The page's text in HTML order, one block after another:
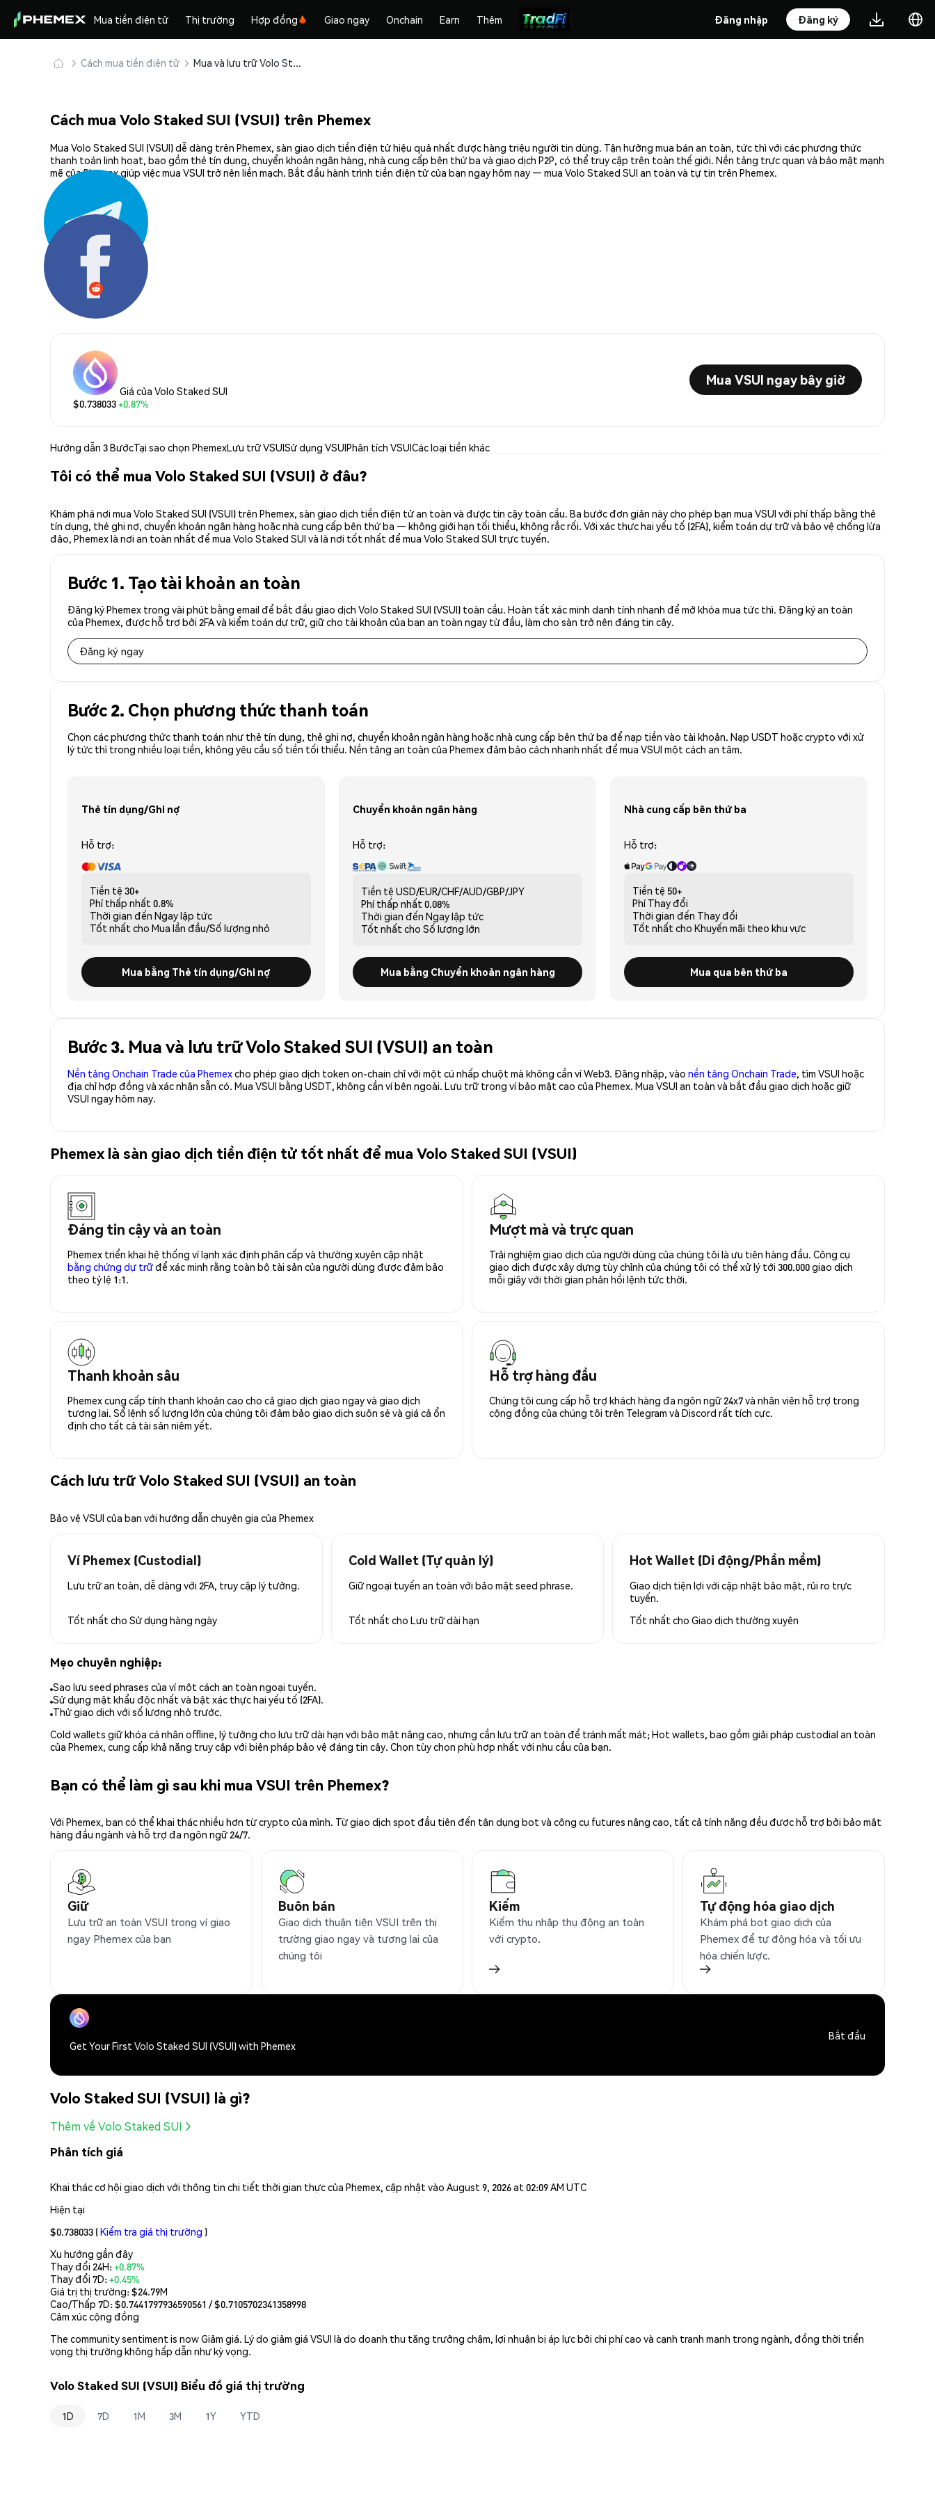
Mua tiền điện tử Thị trường Hợp đồng Giao ngay Onchain Earn Thêm Đăng nhập Đăng ký
Cách mua tiền điện tử Mua và lưu trữ Volo Staked SUI (VSUI) an toàn
Cách mua Volo Staked SUI (VSUI) trên Phemex
Mua Volo Staked SUI (VSUI) dễ dàng trên Phemex, sàn giao dịch tiền điện tử hiệu quả nhất được hàng triệu người tin dùng. Tận hưởng mua bán an toàn, tức thì với các phương thức
thanh toán linh hoạt, bao gồm thẻ tín dụng, chuyển khoản ngân hàng, nhà cung cấp bên thứ ba và giao dịch P2P, có thể truy cập trên toàn thế giới. Nền tảng trực quan và bảo mật mạnh
mẽ của Phemex giúp việc mua VSUI trở nên liền mạch. Bắt đầu hành trình tiền điện tử của bạn ngay hôm nay — mua Volo Staked SUI an toàn và tự tin trên Phemex.
Chia sẻ:
Giá của Volo Staked SUI
$0.738033+0.87%
Mua VSUI ngay bây giờ
Hướng dẫn 3 BướcTại sao chọn PhemexLưu trữ VSUISử dụng VSUIPhân tích VSUICác loại tiền khác
Tôi có thể mua Volo Staked SUI (VSUI) ở đâu?
Khám phá nơi mua Volo Staked SUI (VSUI) trên Phemex, sàn giao dịch tiền điện tử an toàn và được tin cậy toàn cầu. Ba bước đơn giản này cho phép bạn mua VSUI với phí thấp bằng thẻ
tín dụng, thẻ ghi nợ, chuyển khoản ngân hàng hoặc nhà cung cấp bên thứ ba — không giới hạn tối thiểu, không rắc rối. Với xác thực hai yếu tố (2FA), kiểm toán dự trữ và bảo vệ chống lừa
đảo, Phemex là nơi an toàn nhất để mua Volo Staked SUI và là nơi tốt nhất để mua Volo Staked SUI trực tuyến.
Bước 1. Tạo tài khoản an toàn
Đăng ký Phemex trong vài phút bằng email để bắt đầu giao dịch Volo Staked SUI (VSUI) toàn cầu. Hoàn tất xác minh danh tính nhanh để mở khóa mua tức thì. Đăng ký an toàn
của Phemex, được hỗ trợ bởi 2FA và kiểm toán dự trữ, giữ cho tài khoản của bạn an toàn ngay từ đầu, làm cho sàn trở nên đáng tin cậy.
Đăng ký ngay
Bước 2. Chọn phương thức thanh toán
Chọn các phương thức thanh toán như thẻ tín dụng, thẻ ghi nợ, chuyển khoản ngân hàng hoặc nhà cung cấp bên thứ ba để nạp tiền vào tài khoản. Nạp USDT hoặc crypto với xử
lý tức thì trong nhiều loại tiền, không yêu cầu số tiền tối thiểu. Nền tảng an toàn của Phemex đảm bảo cách nhanh nhất để mua VSUI một cách an tâm.
Thẻ tín dụng/Ghi nợ
Hỗ trợ:
Tiền tệ 30+
Phí thấp nhất 0.8%
Thời gian đến Ngay lập tức
Tốt nhất cho Mua lần đầu/Số lượng nhỏ
Mua bằng Thẻ tín dụng/Ghi nợ
Chuyển khoản ngân hàng
Hỗ trợ:
Tiền tệ USD/EUR/CHF/AUD/GBP/JPY
Phí thấp nhất 0.08%
Thời gian đến Ngay lập tức
Tốt nhất cho Số lượng lớn
Mua bằng Chuyển khoản ngân hàng
Nhà cung cấp bên thứ ba
Hỗ trợ:
Tiền tệ 50+
Phí Thay đổi
Thời gian đến Thay đổi
Tốt nhất cho Khuyến mãi theo khu vực
Mua qua bên thứ ba
Bước 3. Mua và lưu trữ Volo Staked SUI (VSUI) an toàn
Nền tảng Onchain Trade của Phemexcho phép giao dịch token on-chain chỉ với một cú nhấp chuột mà không cần ví Web3. Đăng nhập, vào nền tảng Onchain Trade, tìm VSUI hoặc
địa chỉ hợp đồng và xác nhận sẵn có. Mua VSUI bằng USDT, không cần ví bên ngoài. Lưu trữ trong ví bảo mật cao của Phemex. Mua VSUI an toàn và bắt đầu giao dịch hoặc giữ
VSUI ngay hôm nay.
Phemex là sàn giao dịch tiền điện tử tốt nhất để mua Volo Staked SUI (VSUI)
Đáng tin cậy và an toàn
Phemex triển khai hệ thống ví lạnh xác định phân cấp và thường xuyên cập nhật
bằng chứng dự trữđể xác minh rằng toàn bộ tài sản của người dùng được đảm bảo
theo tỷ lệ 1:1.
Mượt mà và trực quan
Trải nghiệm giao dịch của người dùng của chúng tôi là ưu tiên hàng đầu. Công cụ
giao dịch được xây dựng tùy chỉnh của chúng tôi có thể xử lý tới 300.000 giao dịch
mỗi giây với thời gian phản hồi lệnh tức thời.
Thanh khoản sâu
Phemex cung cấp tính thanh khoản cao cho cả giao dịch giao ngay và giao dịch
tương lai. Sổ lệnh số lượng lớn của chúng tôi đảm bảo giao dịch suôn sẻ và giá cả ổn
định cho tất cả tài sản niêm yết.
Hỗ trợ hàng đầu
Chúng tôi cung cấp hỗ trợ khách hàng đa ngôn ngữ 24x7 và nhân viên hỗ trợ trong
cộng đồng của chúng tôi trên Telegram và Discord rất tích cực.
Cách lưu trữ Volo Staked SUI (VSUI) an toàn
Bảo vệ VSUI của bạn với hướng dẫn chuyên gia của Phemex
Ví Phemex (Custodial)
Lưu trữ an toàn, dễ dàng với 2FA, truy cập lý tưởng.
Tốt nhất cho Sử dụng hàng ngày
Cold Wallet (Tự quản lý)
Giữ ngoại tuyến an toàn với bảo mật seed phrase.
Tốt nhất cho Lưu trữ dài hạn
Hot Wallet (Di động/Phần mềm)
Giao dịch tiện lợi với cập nhật bảo mật, rủi ro trực
tuyến.
Tốt nhất cho Giao dịch thường xuyên
Mẹo chuyên nghiệp:
Sao lưu seed phrases của ví một cách an toàn ngoại tuyến.
Sử dụng mật khẩu độc nhất và bật xác thực hai yếu tố (2FA).
Thử giao dịch với số lượng nhỏ trước.
Cold wallets giữ khóa cá nhân offline, lý tưởng cho lưu trữ dài hạn với bảo mật nâng cao, nhưng cần lưu trữ an toàn để tránh mất mát; Hot wallets, bao gồm giải pháp custodial an toàn
của Phemex, cung cấp khả năng truy cập với biện pháp bảo vệ đáng tin cậy. Chọn tùy chọn phù hợp nhất với nhu cầu của bạn.
Bạn có thể làm gì sau khi mua VSUI trên Phemex?
Với Phemex, bạn có thể khai thác nhiều hơn từ crypto của mình. Từ giao dịch spot đầu tiên đến tận dụng bot và công cụ futures nâng cao, tất cả tính năng đều được hỗ trợ bởi bảo mật
hàng đầu ngành và hỗ trợ đa ngôn ngữ 24/7.
Giữ
Lưu trữ an toàn VSUI trong ví giao
ngay Phemex của bạn
Buôn bán
Giao dịch thuận tiện VSUI trên thị
trường giao ngay và tương lai của
chúng tôi
Kiếm
Kiếm thu nhập thụ động an toàn
với crypto.
Tự động hóa giao dịch
Khám phá bot giao dịch của
Phemex để tự động hóa và tối ưu
hóa chiến lược.
Get Your First Volo Staked SUI (VSUI) with Phemex
Bắt đầu
Volo Staked SUI (VSUI) là gì?
Thêm về Volo Staked SUI
Phân tích giá
Khai thác cơ hội giao dịch với thông tin chi tiết thời gian thực của Phemex, cập nhật vào August 9, 2026 at 02:09 AM UTC
Hiện tại
$0.738033 (Kiểm tra giá thị trường )
Xu hướng gần đây
Thay đổi 24H:+0.87%
Thay đổi 7D:+0.45%
Giá trị thị trường:$24.79M
Cao/Thấp 7D: $0.7441797936590561 / $0.7105702341358998
Cảm xúc cộng đồng
The community sentiment is now Giảm giá. Lý do giảm giá VSUI là do doanh thu tăng trưởng chậm, lợi nhuận bị áp lực bởi chi phí cao và cạnh tranh mạnh trong ngành, đồng thời triển
vọng thị trường không hấp dẫn như kỳ vọng.
Volo Staked SUI (VSUI) Biểu đồ giá thị trường
1D 7D 1M 3M 1Y YTD